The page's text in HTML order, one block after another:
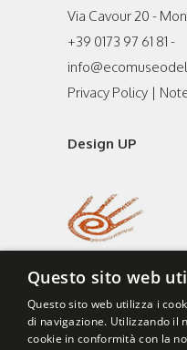
Via Cavour 20 -
+39 0173 97 61 81 -
Privacy Policy |
Design UP
Questo sito web
Questo sito web utilizza i
di navigazione. Utilizzando il
cookie in conformità con la